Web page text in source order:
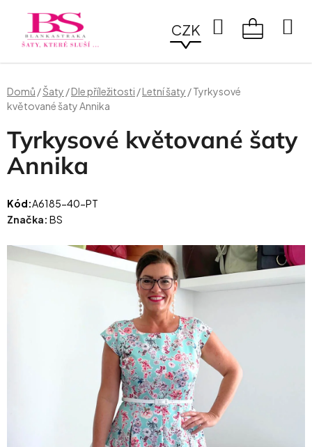
obsah
CZK
Hledat
Domů /Šaty /Dle příležitosti /Letní šaty /Tyrkysové
květované šaty Annika
Tyrkysové květované šaty
Annika
Kód:A6185-40-PT
Značka: BS